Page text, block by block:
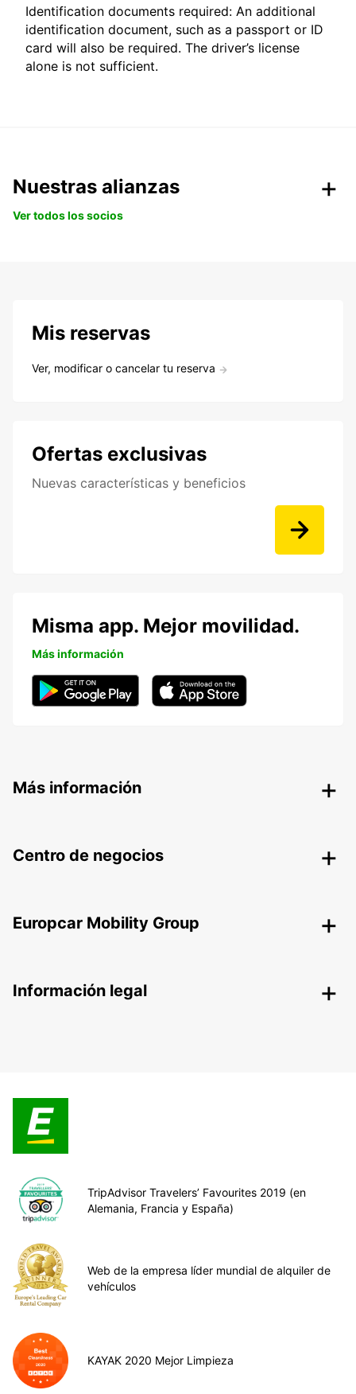
Identification documents required: An additional
identification document, such as a passport or ID
card will also be required. The driver’s license
alone is not sufficient.
Nuestras alianzas
Ver todos los socios
Mis reservas
Ver, modificar o cancelar tu reserva
Ofertas exclusivas
Nuevas características y beneficios
Misma app. Mejor movilidad.
Más información
Más información
Centro de negocios
Europcar Mobility Group
Información legal
TripAdvisor Travelers’ Favourites 2019 (en
Alemania, Francia y España)
Web de la empresa líder mundial de alquiler de
vehículos
KAYAK 2020 Mejor Limpieza